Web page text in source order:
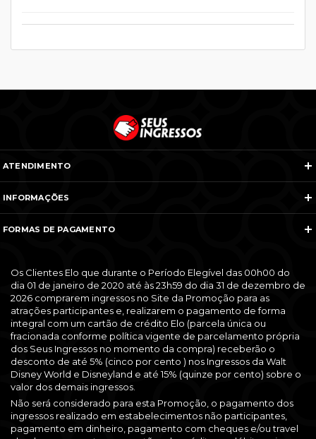
ATENDIMENTO
INFORMAÇÕES
FORMAS DE PAGAMENTO
Os Clientes Elo que durante o Período Elegível das 00h00 do
dia 01 de janeiro de 2020 até às 23h59 do dia 31 de dezembro de
2026 comprarem ingressos no Site da Promoção para as
atrações participantes e, realizarem o pagamento de forma
integral com um cartão de crédito Elo (parcela única ou
fracionada conforme política vigente de parcelamento própria
dos Seus Ingressos no momento da compra) receberão o
desconto de até 5% (cinco por cento ) nos Ingressos da Walt
Disney World e Disneyland e até 15% (quinze por cento) sobre o
valor dos demais ingressos.
Não será considerado para esta Promoção, o pagamento dos
ingressos realizado em estabelecimentos não participantes,
pagamento em dinheiro, pagamento com cheques e/ou travel